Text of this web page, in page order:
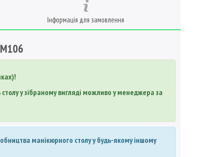
Інформація для замовлення
М106
столу у зібраному вигляді можливо у менеджера за
манікюрного столу у будь-якому іншому